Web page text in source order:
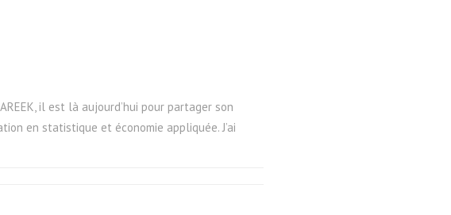
il est là aujourd’hui pour partager son
en statistique et économie appliquée. J’ai